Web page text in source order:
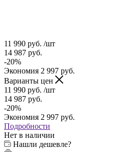
11 990 руб. /шт
14 987 руб.
-20%
Экономия 2 997 руб.
Варианты цен
11 990 руб. /шт
14 987 руб.
-20%
Экономия 2 997 руб.
Подробности
Нет в наличии
Нашли дешевле?